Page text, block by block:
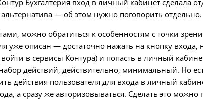
Бухгалтерия вход в личный кабинет
— об этом нужно поговорить отдельно.
можно обратиться к особенностям с точки
описан — достаточно нажать на кнопку входа,
в сервисы Контура) и попасть в личный
действий, действительно, минимальный. Но
действия пользователя для входа в личный
а сразу же авторизовываться. Сделать это